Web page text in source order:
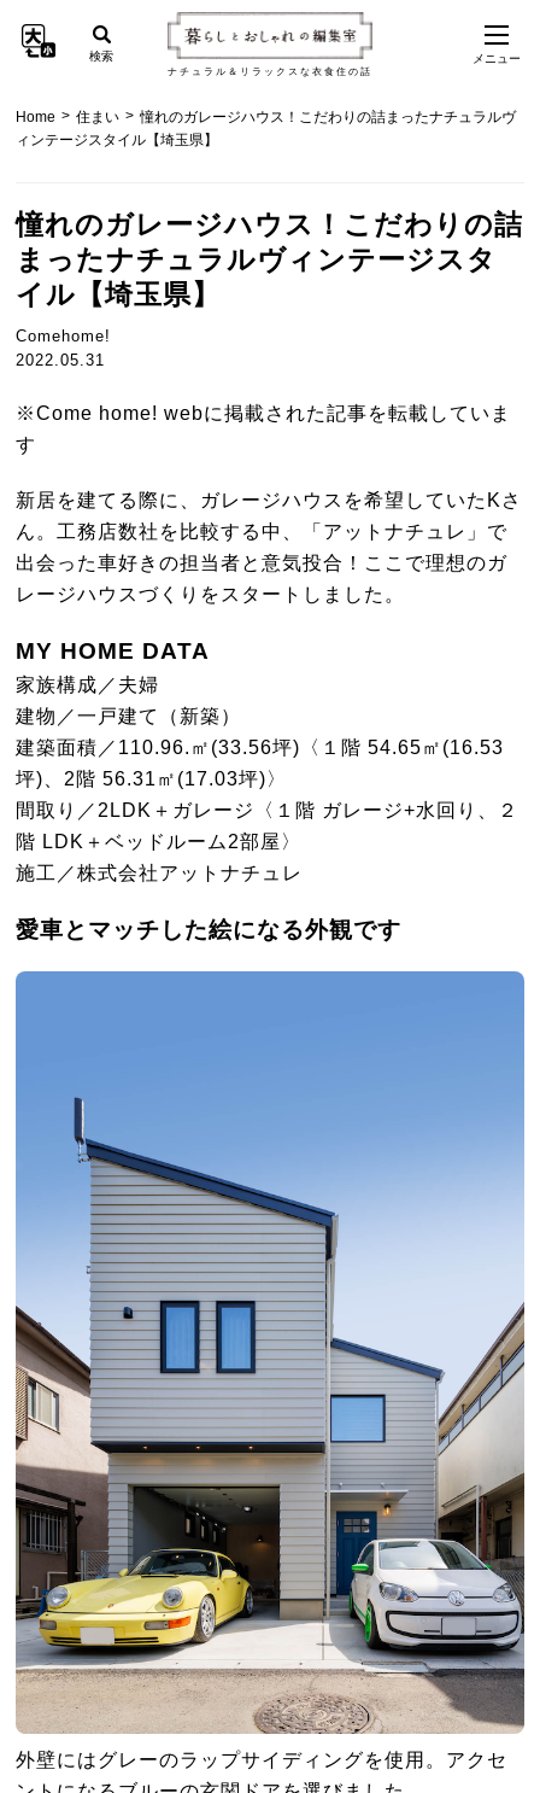
ナチュラル＆リラックスな衣食住の話
検索 メニュー
Home > 住まい > 憧れのガレージハウス！こだわりの詰まったナチュラルヴ
ィンテージスタイル【埼玉県】
憧れのガレージハウス！こだわりの詰
まったナチュラルヴィンテージスタ
イル【埼玉県】
Comehome!
2022.05.31
※Come home! webに掲載された記事を転載していま
す
新居を建てる際に、ガレージハウスを希望していた Kさ
ん。工務店数社を比較する中、「アットナチュレ」で
出会った車好きの担当者と意気投合！ここで理想のガ
レージハウスづくりをスタートしました。
MY HOME DATA
家族構成／夫婦
建物／一戸建て（新築）
建築面積／110.96.㎡(33.56坪)〈１階 54.65㎡(16.53
坪)、2階 56.31㎡(17.03坪)〉
間取り／2LDK＋ガレージ〈１階 ガレージ+水回り、２
階 LDK＋ベッドルーム2部屋〉
施工／株式会社アットナチュレ
愛車とマッチした絵になる外観です
外壁にはグレーのラップサイディングを使用。アクセ